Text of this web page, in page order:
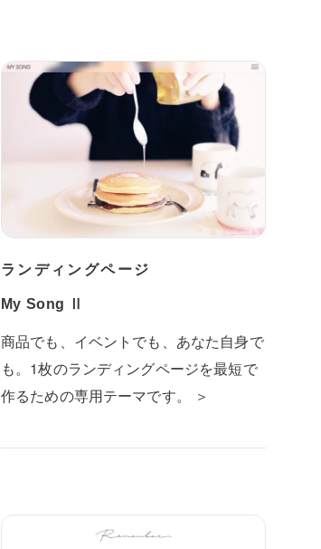
ランディングページ
My Song Ⅱ
商品でも、イベントでも、あなた自身で
も。1枚のランディングページを最短で
作るための専用テーマです。 ＞